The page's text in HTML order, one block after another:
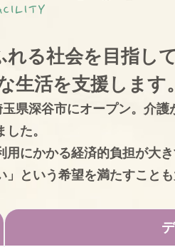
る社会を目指し
生活を支援します
県深谷市にオープン。介
た。
にかかる経済的負担が大
という希望を満たすこと